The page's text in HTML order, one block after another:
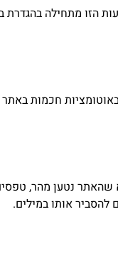
הזו מתחילה בהגדרת
חכמות
שהאתר נטען מהר,
אותו במילים.